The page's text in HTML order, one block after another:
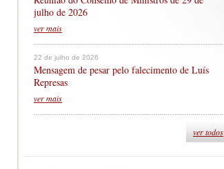
julho de 2026
ver mais
22 de julho de 2026
Mensagem de pesar pelo falecimento de Luís
Represas
ver mais
ver todos